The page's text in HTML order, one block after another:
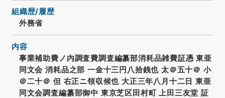
組織歴/履歴
外務省
内容
事業補助費ノ内調査費調査編纂部消耗品雑費証憑 東亜
同文会 消耗品之部 一金十三円八拾銭也 太＠五十＠ 小
＠二十＠ 但 右正ニ領収候也 大正三年八月十二日 東亜
同文会調査編纂部御中 東京芝区田村町 上田三友堂 証